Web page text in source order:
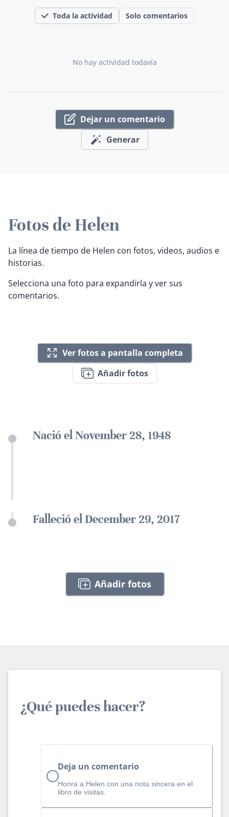
Toda la actividad Solo comentarios
No hay actividad todavía
Dejar un comentario
Generar
Fotos de Helen
La línea de tiempo de Helen con fotos, videos, audios e
historias.
Selecciona una foto para expandirla y ver sus
comentarios.
Ver fotos a pantalla completa
Añadir fotos
Nació el November 28, 1948
Falleció el December 29, 2017
Añadir fotos
¿Qué puedes hacer?
Deja un comentario
Honra a Helen con una nota sincera en el
libro de visitas.